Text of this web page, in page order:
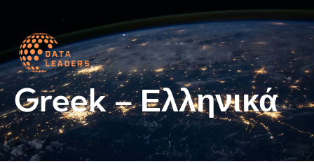
Greek – Ελληνικά